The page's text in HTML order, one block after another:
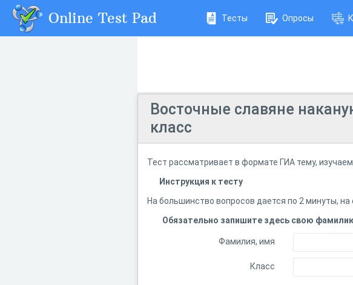
Online Test Pad Тесты Опросы
Восточные славяне
класс
Тест рассматривает в формате ГИА тему,
Инструкция к тесту
На большинство вопросов дается по 2 минуты,
Обязательно запишите здесь свою
Фамилия, имя
Класс